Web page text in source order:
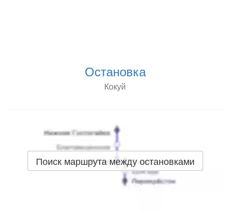
Остановка
Кокуй
Поиск маршрута между остановками